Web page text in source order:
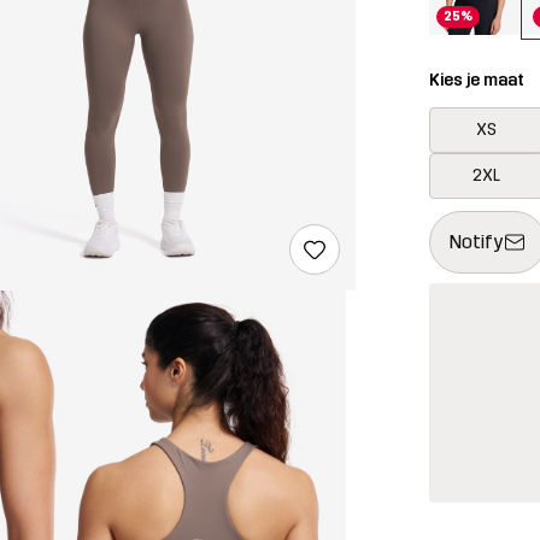
25%
Kies je maat
XS
2XL
Notify
Deze knop
{{size}} niet